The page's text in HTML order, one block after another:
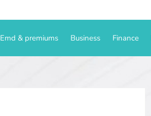
Emd & premiums Business Finance